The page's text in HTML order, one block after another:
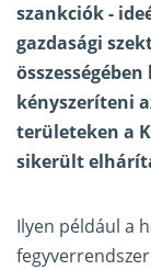
szankciók -
gazdasági
kényszeríteni
területeken a
sikerült
Ilyen például a